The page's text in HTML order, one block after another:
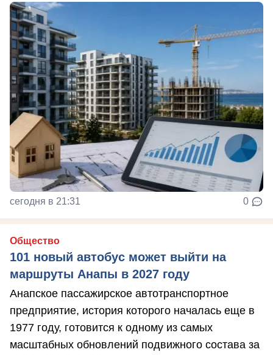
сегодня в 21:31 0
Общество
101 новый автобус может выйти на
маршруты Анапы в 2027 году
Анапское пассажирское автотранспортное
предприятие, история которого началась еще в
1977 году, готовится к одному из самых
масштабных обновлений подвижного состава за